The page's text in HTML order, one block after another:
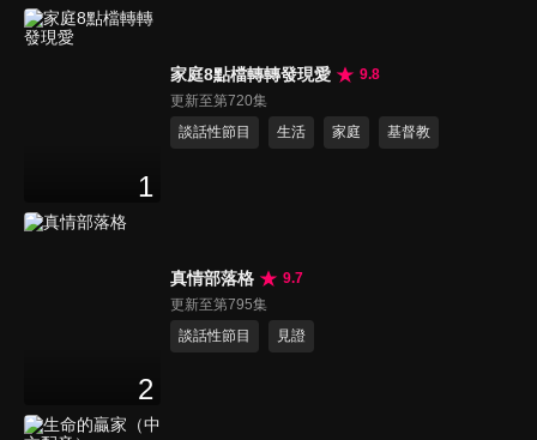
1
家庭8點檔轉轉發現愛
9.8
更新至第720集
談話性節目
生活 家庭 基督教
2
真情部落格
9.7
更新至第795集
談話性節目
見證